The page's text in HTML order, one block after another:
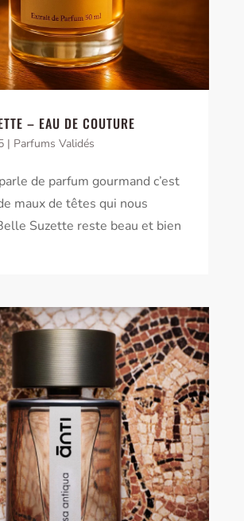
– EAU DE COUTURE
| Parfums Validés
de parfum gourmand c’est
maux de têtes qui nous
Suzette reste beau et bien